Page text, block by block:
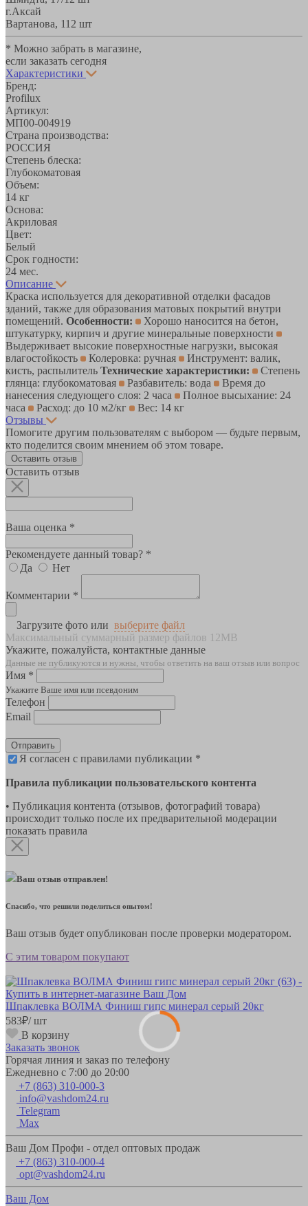
г.Аксай
Вартанова, 11 2 шт
* Можно забрать в магазине,
если заказать сегодня
Характеристики
Бренд:
Profilux
Артикул:
МП00-004919
Страна производства:
РОССИЯ
Степень блеска:
Глубокоматовая
Объем:
14 кг
Основа:
Акриловая
Цвет:
Белый
Срок годности:
24 мес.
Описание
Краска используется для декоративной отделки фасадов
зданий, также для образования матовых покрытий внутри
помещений. Особенности:
Хорошо наносится на бетон,
штукатурку, кирпич и другие минеральные поверхности
Выдерживает высокие поверхностные нагрузки, высокая
влагостойкость
Колеровка: ручная
Инструмент: валик,
кисть, распылитель Технические характеристики:
Степень
глянца: глубокоматовая
Разбавитель: вода
Время до
нанесения следующего слоя: 2 часа
Полное высыхание: 24
часа
Расход: до 10 м2/кг
Вес: 14 кг
Отзывы
Помогите другим пользователям с выбором — будьте первым,
кто поделится своим мнением об этом товаре.
Оставить отзыв
Оставить отзыв
Ваша оценка *
Рекомендуете данный товар? *
Да
Нет
Комментарии *
Загрузите фото или выберите файл
Максимальный суммарный размер файлов 12MB
Укажите, пожалуйста, контактные данные
Данные не публикуются и нужны, чтобы ответить на ваш отзыв или вопрос
Имя *
Укажите Ваше имя или псевдоним
Телефон
Email
Отправить
Я согласен с правилами публикации *
Правила публикации пользовательского контента
• Публикация контента (отзывов, фотографий товара)
происходит только после их предварительной модерации
показать правила
Ваш отзыв отправлен!
Спасибо, что решили поделиться опытом!
Ваш отзыв будет опубликован после проверки модератором.
С этим товаром покупают
Шпаклевка ВОЛМА Финиш гипс минерал серый 20кг
583₽/ шт
В корзину
Заказать звонок
Горячая линия и заказ по телефону
Ежедневно с 7:00 до 20:00
+7 (863) 310-000-3
info@vashdom24.ru
Telegram
Max
Ваш Дом Профи - отдел оптовых продаж
+7 (863) 310-000-4
opt@vashdom24.ru
Ваш Дом